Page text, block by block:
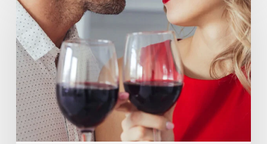
sorprender
a
tu
pareja
por
San
Valentín